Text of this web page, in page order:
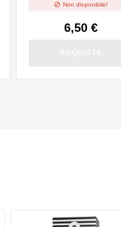
 Non disponibile!
6,50 €